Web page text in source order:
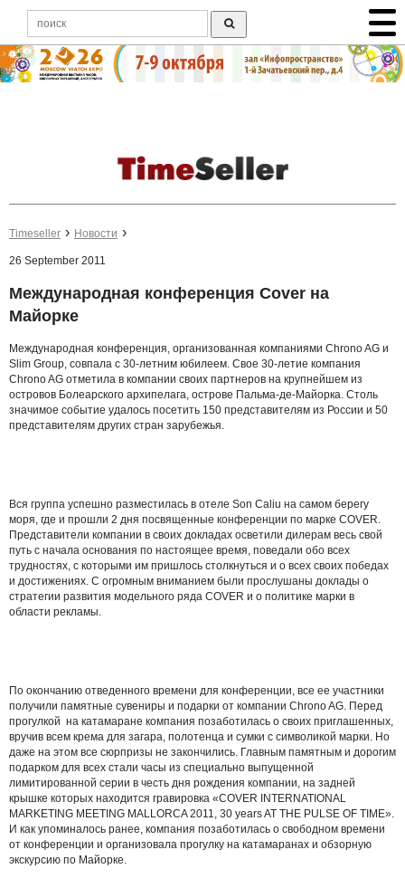
Timeseller Новости
26 September 2011
Международная конференция Cover на
Майорке
Международная конференция, организованная компаниями Chrono AG и
Slim Group, совпала с 30-летним юбилеем. Свое 30-летие компания
Chrono AG отметила в компании своих партнеров на крупнейшем из
островов Болеарского архипелага, острове Пальма-де-Майорка. Столь
значимое событие удалось посетить 150 представителям из России и 50
представителям других стран зарубежья.
Вся группа успешно разместилась в отеле Son Caliu на самом берегу
моря, где и прошли 2 дня посвященные конференции по марке COVER.
Представители компании в своих докладах осветили дилерам весь свой
путь с начала основания по настоящее время, поведали обо всех
трудностях, с которыми им пришлось столкнуться и о всех своих победах
и достижениях. С огромным вниманием были прослушаны доклады о
стратегии развития модельного ряда COVER и о политике марки в
области рекламы.
По окончанию отведенного времени для конференции, все ее участники
получили памятные сувениры и подарки от компании Chrono AG. Перед
прогулкой на катамаране компания позаботилась о своих приглашенных,
вручив всем крема для загара, полотенца и сумки с символикой марки. Но
даже на этом все сюрпризы не закончились. Главным памятным и дорогим
подарком для всех стали часы из специально выпущенной
лимитированной серии в честь дня рождения компании, на задней
крышке которых находится гравировка «COVER INTERNATIONAL
MARKETING MEETING MALLORCA 2011, 30 years AT THE PULSE OF TIME».
И как упоминалось ранее, компания позаботилась о свободном времени
от конференции и организовала прогулку на катамаранах и обзорную
экскурсию по Майорке.